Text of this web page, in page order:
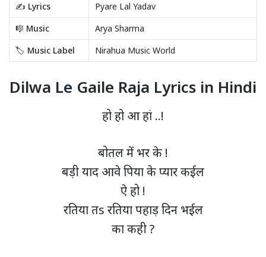
✍️ Lyrics
Pyare Lal Yadav
🎼 Music
Arya Sharma
🏷️ Music Label
Nirahua Music World
Dilwa Le Gaile Raja Lyrics in Hindi
हो हो आ हां ..!
बोतल में भर के !
बड़ी याद आवे पिया के प्यार कईल
ऐ हो !
रतिया तs रतिया पहाड़ दिन भईल
का कही ?